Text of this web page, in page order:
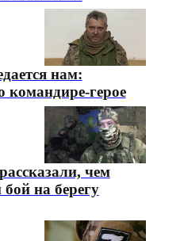
нам:
командире-герое
чем
на берегу